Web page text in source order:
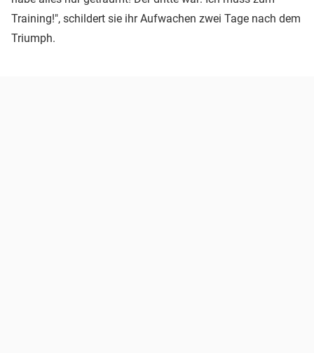
Training!", schildert sie ihr Aufwachen zwei Tage nach dem
Triumph.